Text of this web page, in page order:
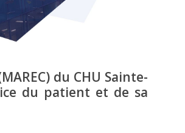
du CHU Sainte-
du patient et de sa